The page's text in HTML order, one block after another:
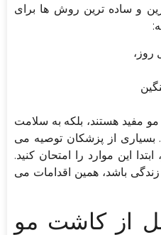
و ساده ترین روش ها برای
روز،
مو مفید هستند، بلکه به سلامت
از پزشکان توصیه می
این موارد را امتحان کنید.
باشد، همین اقدامات می
از کاشت مو